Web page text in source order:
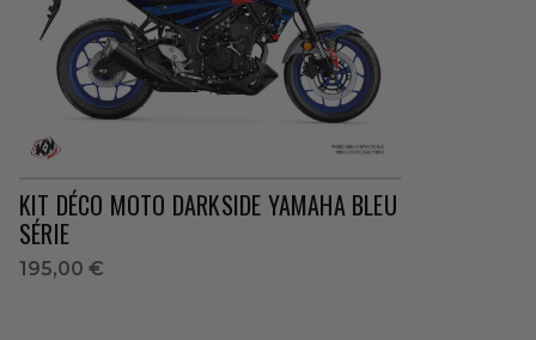
KIT DÉCO MOTO DARKSIDE YAMAHA BLEU
SÉRIE
195,00 €